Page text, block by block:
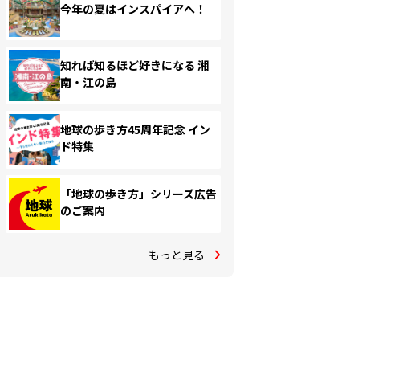
今年の夏はインスパイアへ！
知れば知るほど好きになる 湘
南・江の島
地球の歩き方45周年記念 イン
ド特集
「地球の歩き方」シリーズ広告
のご案内
もっと見る